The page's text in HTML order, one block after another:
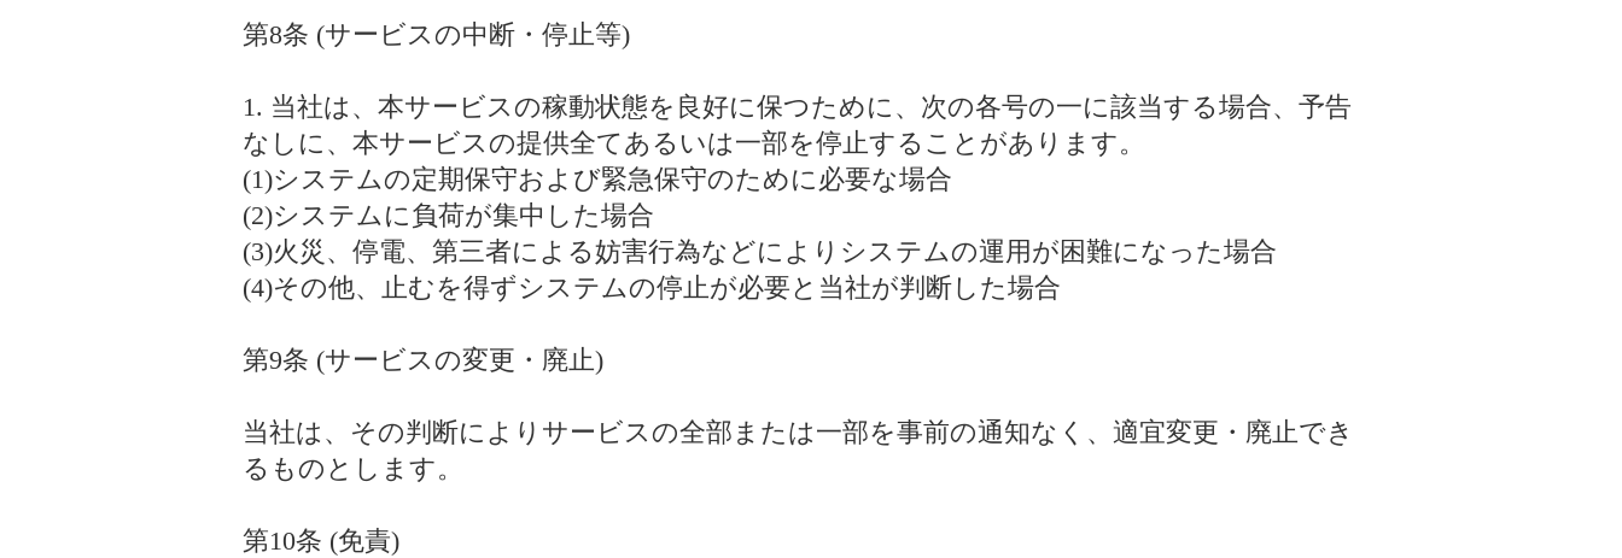
第8条 (サービスの中断・停止等)
1. 当社は、本サービスの稼動状態を良好に保つために、次の各号の一に該当する場合、予告
なしに、本サービスの提供全てあるいは一部を停止することがあります。
(1)システムの定期保守および緊急保守のために必要な場合
(2)システムに負荷が集中した場合
(3)火災、停電、第三者による妨害行為などによりシステムの運用が困難になった場合
(4)その他、止むを得ずシステムの停止が必要と当社が判断した場合
第9条 (サービスの変更・廃止)
当社は、その判断によりサービスの全部または一部を事前の通知なく、適宜変更・廃止でき
るものとします。
第10条 (免責)